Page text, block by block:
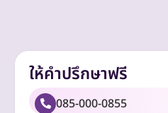
ให้คำปรึกษาฟรี
085-000-0855